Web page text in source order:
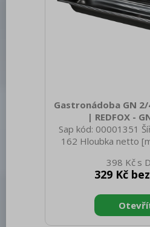
Gastronádoba GN
| REDFOX -
Sap kód: 00001351
162 Hloubka netto
0.57 Šířka brutto
brutto [mm]: 540
Materiál: AISI 304
Nerezové Hloubka GN
398 Kč
329 Kč